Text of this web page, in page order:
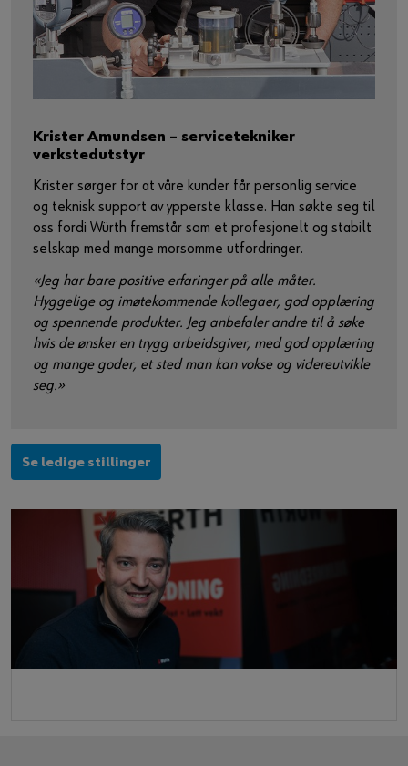
Krister Amundsen – servicetekniker
verkstedutstyr
Krister sørger for at våre kunder får personlig service
og teknisk support av ypperste klasse. Han søkte seg til
oss fordi Würth fremstår som et profesjonelt og stabilt
selskap med mange morsomme utfordringer.
«Jeg har bare positive erfaringer på alle måter.
Hyggelige og imøtekommende kollegaer, god opplæring
og spennende produkter. Jeg anbefaler andre til å søke
hvis de ønsker en trygg arbeidsgiver, med god opplæring
og mange goder, et sted man kan vokse og videreutvikle
seg.»
Se ledige stillinger